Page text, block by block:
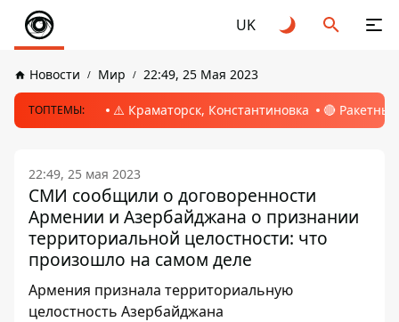
UK
Новости Мир 22:49, 25 Мая 2023
ТОПТЕМЫ: ⚠️ Краматорск, Константиновка 🔴
22:49, 25 мая 2023
СМИ сообщили о договоренности
Армении и Азербайджана о признании
территориальной целостности: что
произошло на самом деле
Армения признала территориальную
целостность Азербайджана